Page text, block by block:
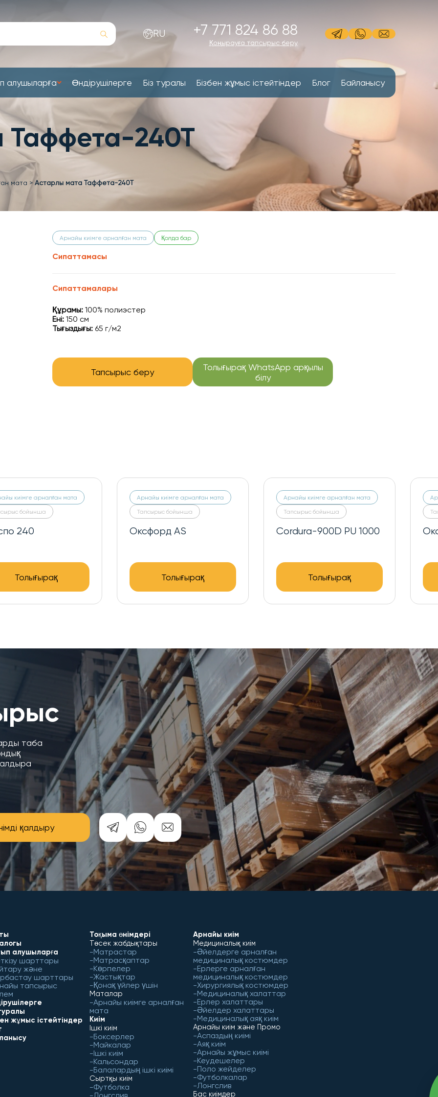
RU +7 771 824 86 88
Қоңырауға тапсырыс беру
алушыларға Өндірушілерге Біз туралы Бізбен жұмыс істейтіндер Блог Байланысу
Таффета-240Т
мата > Астарлы мата Таффета-240Т
Арнайы киімге арналған мата Қолда бар
Сипаттамасы
Сипаттамалары
Құрамы: 100% полиэстер
Ені: 150 см
Тығыздығы: 65 г/м2
Тапсырыс беру
Толығырақ WhatsApp арқылы
білу
киімге арналған мата
бойынша
900D PU 1000
Толығырақ
Арнайы киімге арналған мата
Тапсырыс бойынша
Оксфорд - 600D
Толығырақ
Арнайы киімге арналған мата
Тапсырыс бойынша
Оксфорд - 240
Толығырақ
таба
қалдыру
алушыларға
шарттары
және
шарттары
тапсырыс
жұмыс істейтіндер
Тоқыма өнімдері
Төсек жабдықтары
Матрастар
Матрасқаптар
Көрпелер
Жастықтар
Қонақ үйлер үшін
Маталар
Арнайы киімге арналған
мата
Киім
Ішкі киім
Боксерлер
Майкалар
Ішкі киім
Кальсондар
Балалардың ішкі киімі
Сыртқы киім
Футболка
Арнайы киім
Медициналық киім
Әйелдерге арналған
медициналық костюмдер
Ерлерге арналған
медициналық костюмдер
Хирургиялық костюмдер
Медициналық халаттар
Ерлер халаттары
Әйелдер халаттары
Медициналық аяқ киім
Арнайы киім және Промо
Аспаздың киімі
Аяқ киім
Арнайы жұмыс киімі
Кеудешелер
Поло жейделер
Футболкалар
Лонгслив
Бас киімдер